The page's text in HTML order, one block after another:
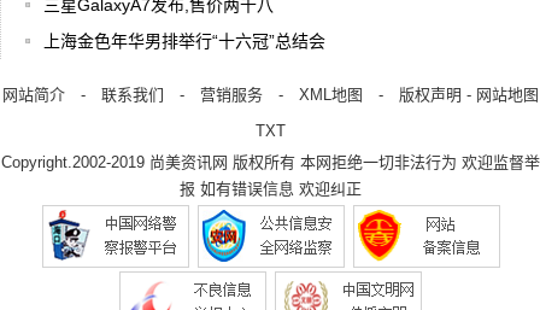
三星GalaxyA7发布,售价两千八
上海金色年华男排举行“十六冠”总结会
网站简介- 联系我们 - 营销服务- XML地图 - 版权声明 - 网站地图
TXT
Copyright.2002-2019 尚美资讯网 版权所有 本网拒绝一切非法行为 欢迎监督举
报 如有错误信息 欢迎纠正